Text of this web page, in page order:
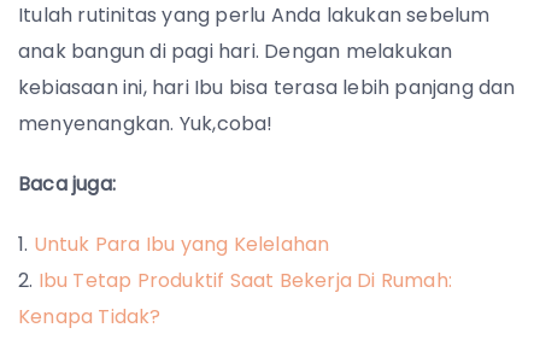
Itulah rutinitas yang perlu Anda lakukan sebelum
anak bangun di pagi hari. Dengan melakukan
kebiasaan ini, hari Ibu bisa terasa lebih panjang dan
menyenangkan. Yuk,coba!
Baca juga:
Untuk Para Ibu yang Kelelahan
Ibu Tetap Produktif Saat Bekerja Di Rumah:
Kenapa Tidak?